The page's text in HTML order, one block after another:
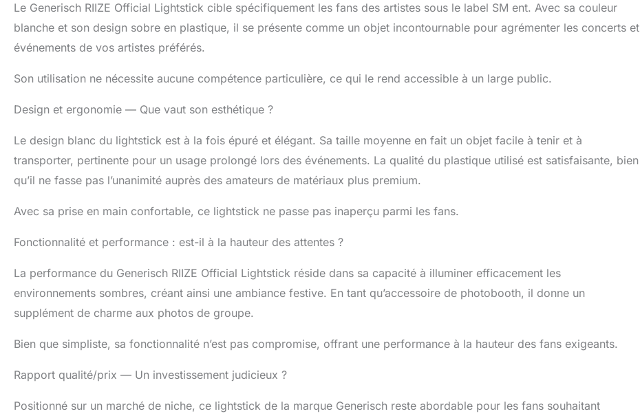
Le Generisch RIIZE Official Lightstick cible spécifiquement les fans des artistes sous le label SM ent. Avec sa couleur
blanche et son design sobre en plastique, il se présente comme un objet incontournable pour agrémenter les concerts et
événements de vos artistes préférés.
Son utilisation ne nécessite aucune compétence particulière, ce qui le rend accessible à un large public.
Design et ergonomie — Que vaut son esthétique ?
Le design blanc du lightstick est à la fois épuré et élégant. Sa taille moyenne en fait un objet facile à tenir et à
transporter, pertinente pour un usage prolongé lors des événements. La qualité du plastique utilisé est satisfaisante, bien
qu’il ne fasse pas l’unanimité auprès des amateurs de matériaux plus premium.
Avec sa prise en main confortable, ce lightstick ne passe pas inaperçu parmi les fans.
Fonctionnalité et performance : est-il à la hauteur des attentes ?
La performance du Generisch RIIZE Official Lightstick réside dans sa capacité à illuminer efficacement les
environnements sombres, créant ainsi une ambiance festive. En tant qu’accessoire de photobooth, il donne un
supplément de charme aux photos de groupe.
Bien que simpliste, sa fonctionnalité n’est pas compromise, offrant une performance à la hauteur des fans exigeants.
Rapport qualité/prix — Un investissement judicieux ?
Positionné sur un marché de niche, ce lightstick de la marque Generisch reste abordable pour les fans souhaitant